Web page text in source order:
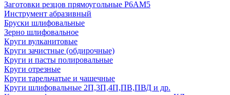
Заготовки резцов прямоугольные Р6АМ5
Инструмент абразивный
Бруски шлифовальные
Зерно шлифовальное
Круги вулканитовые
Круги зачистные (обдирочные)
Круги и пасты полировальные
Круги отрезные
Круги тарельчатые и чашечные
Круги шлифовальные 2П,3П,4П,ПВ,ПВД и др.